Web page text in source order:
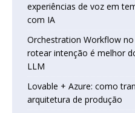
experiências de voz em
com IA
Orchestration Workflow
rotear intenção é melhor
LLM
Lovable + Azure: como
arquitetura de produção